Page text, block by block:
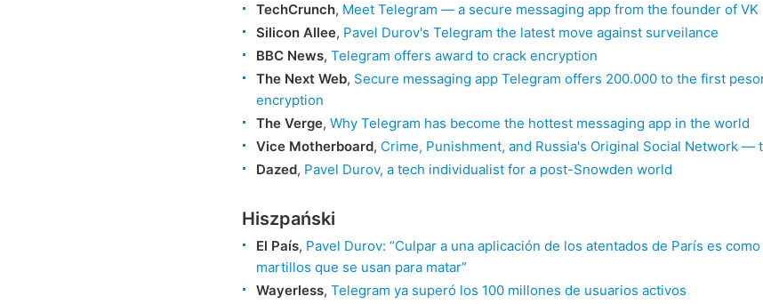
TechCrunch, Meet Telegram — a secure messaging app from the founder of VK
Silicon Allee, Pavel Durov's Telegram the latest move against surveilance
BBC News, Telegram offers award to crack encryption
The Next Web, Secure messaging app Telegram offers 200.000 to the first
encryption
The Verge, Why Telegram has become the hottest messaging app in the world
Vice Motherboard, Crime, Punishment, and Russia's Original Social Network —
Dazed, Pavel Durov, a tech individualist for a post-Snowden world
Hiszpański
El País, Pavel Durov: “Culpar a una aplicación de los atentados de París es
martillos que se usan para matar”
Wayerless, Telegram ya superó los 100 millones de usuarios activos